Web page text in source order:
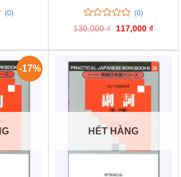
(0)
0
trên
0
giá
(0)
130,000₫
Giá
130,000 ₫.
117,000 ₫Giá
là:
-17%
HẾT HÀNG